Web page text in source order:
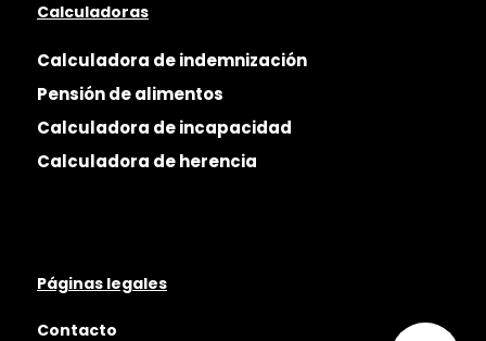
Calculadoras
Calculadora de indemnización
Pensión de alimentos
Calculadora de incapacidad
Calculadora de herencia
Páginas legales
Contacto